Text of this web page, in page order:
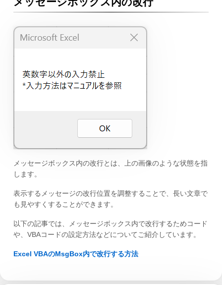
メッセージボックス内の改行とは、上の画像のような状態を指
します。
表示するメッセージの改行位置を調整することで、長い文章で
も見やすくすることができます。
以下の記事では、メッセージボックス内で改行するためコード
や、VBAコードの設定方法などについてご紹介しています。
Excel VBAのMsgBox内で改行する方法